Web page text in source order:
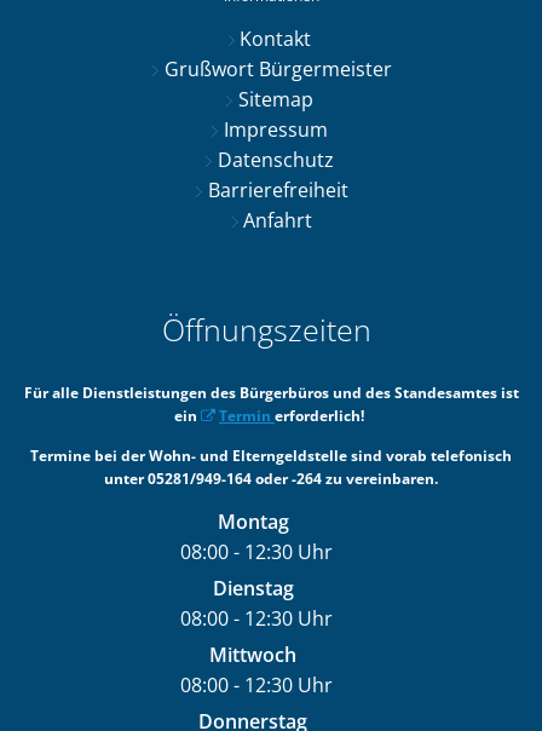
Kontakt
Grußwort Bürgermeister
Sitemap
Impressum
Datenschutz
Barrierefreiheit
Anfahrt
Öffnungszeiten
Für alle Dienstleistungen des Bürgerbüros und des Standesamtes ist
ein
Termin erforderlich!
Termine bei der Wohn- und Elterngeldstelle sind vorab telefonisch
unter 05281/949-164 oder -264 zu vereinbaren.
Montag
08:00- 12:30Uhr
Von 08:00 bis 12:30 Uhr
Dienstag
08:00- 12:30Uhr
Von 08:00 bis 12:30 Uhr
Mittwoch
08:00- 12:30Uhr
Von 08:00 bis 12:30 Uhr
Donnerstag